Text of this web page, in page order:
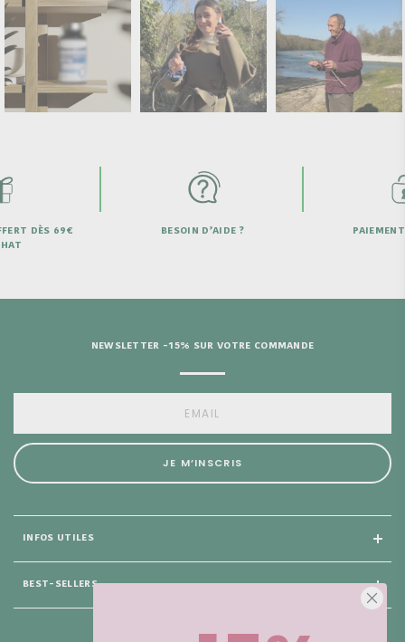
69€ BESOIN D’AIDE ? PAIEMENT
INFOS UTILES
BEST-SELLERS
NEWSLETTER -15% SUR VOTRE COMMANDE
JE M’INSCRIS